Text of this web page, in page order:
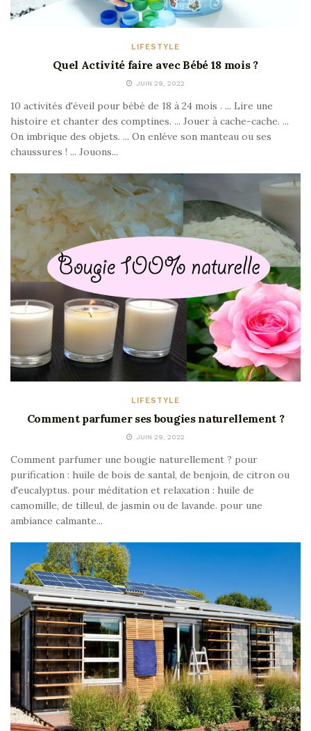
LIFESTYLE
Quel Activité faire avec Bébé 18 mois ?
JUIN 29, 2022
10 activités d'éveil pour bébé de 18 à 24 mois . ... Lire une
histoire et chanter des comptines. ... Jouer à cache-cache. ...
On imbrique des objets. ... On enlève son manteau ou ses
chaussures ! ... Jouons...
LIFESTYLE
Comment parfumer ses bougies naturellement ?
JUIN 29, 2022
Comment parfumer une bougie naturellement ? pour
purification : huile de bois de santal, de benjoin, de citron ou
d'eucalyptus. pour méditation et relaxation : huile de
camomille, de tilleul, de jasmin ou de lavande. pour une
ambiance calmante...